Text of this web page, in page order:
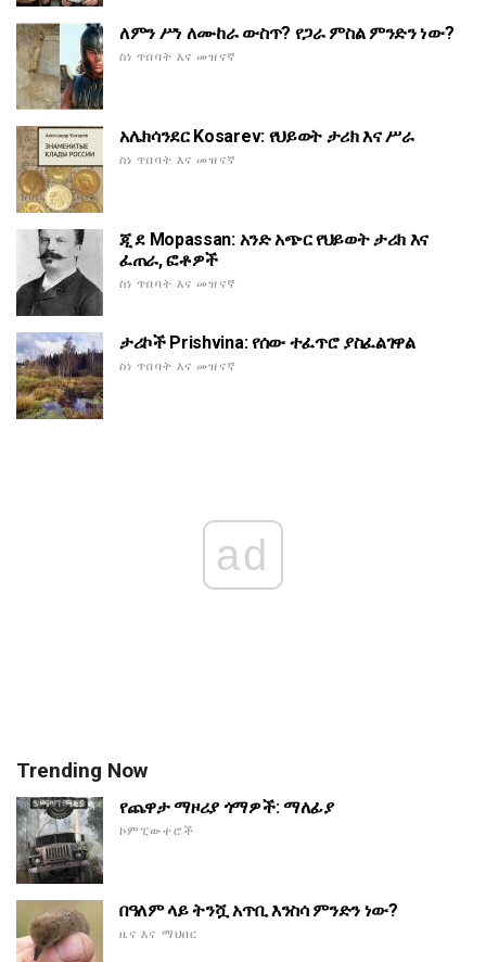
ለምን ሥነ ለሙከራ ውስጥ? የጋራ ምስል ምንድን ነው?
ስነ ጥበባት እና መዝናኛ
አሌክሳንደር Kosarev: የህይወት ታሪክ እና ሥራ
ስነ ጥበባት እና መዝናኛ
ጂ ደ Mopassan: አንድ አጭር የህይወት ታሪክ እና
ፈጠራ, ፎቶዎች
ስነ ጥበባት እና መዝናኛ
ታሪኮች Prishvina: የሰው ተፈጥሮ ያስፈልገዋል
ስነ ጥበባት እና መዝናኛ
ad
Trending Now
የጨዋታ ማዞሪያ ጎማዎች: ማለፊያ
ኮምፒውተሮች
በዓለም ላይ ትንሿ አጥቢ እንስሳ ምንድን ነው?
ዜና እና ማህበር